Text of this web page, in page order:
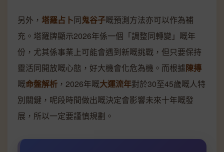
另外， 塔羅占卜同鬼谷子嘅預測方法亦可以作為補
充。塔羅牌顯示2026年係一個「調整同轉變」嘅年
份，尤其係事業上可能會遇到新嘅挑戰，但只要保持
靈活同開放嘅心態，好大機會化危為機。而根據陳摶
嘅命盤解析 ，2026年嘅大運流年對於30至45歲嘅人特
別關鍵，呢段時間做出嘅決定會影響未來十年嘅發
展，所以一定要謹慎規劃。